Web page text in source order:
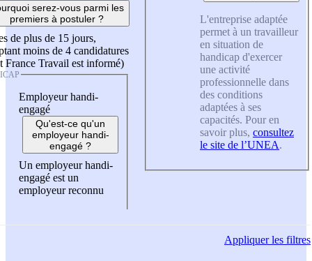
serez-vous parmi les
premiers à postuler ?
de plus de 15 jours,
moins de 4 candidatures
France Travail est informé)
Employeur handi-
engagé
Qu'est-ce qu'un
employeur handi-
engagé ?
Un employeur handi-
engagé est un
employeur reconnu
L'entreprise adaptée
permet à un travailleur
en situation de
handicap d'exercer
une activité
professionnelle dans
des conditions
adaptées à ses
capacités. Pour en
savoir plus, consultez
le site de l’UNEA.
Appliquerles filtres